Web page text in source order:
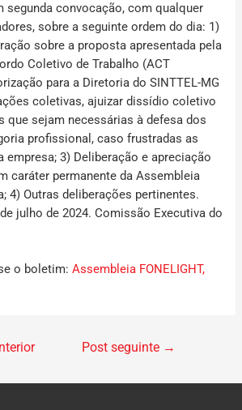
segunda convocação, com qualquer
sobre a seguinte ordem do dia: 1)
sobre a proposta apresentada pela
Coletivo de Trabalho (ACT
para a Diretoria do SINTTEL-MG
coletivas, ajuizar dissídio coletivo
que sejam necessárias à defesa dos
profissional, caso frustradas as
empresa; 3) Deliberação e apreciação
caráter permanente da Assembleia
4) Outras deliberações pertinentes.
julho de 2024. Comissão Executiva do
o boletim:Assembleia FONELIGHT,
Post seguinte →